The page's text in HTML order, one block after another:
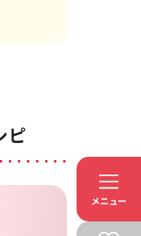
ピ
メニュー